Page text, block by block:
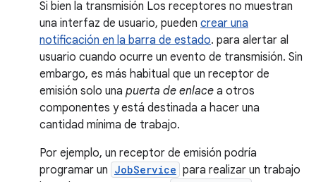
Si bien la transmisión Los receptores no muestran
una interfaz de usuario, pueden crear una
notificación en la barra de estado. para alertar al
usuario cuando ocurre un evento de transmisión. Sin
embargo, es más habitual que un receptor de
emisión solo una puerta de enlace a otros
componentes y está destinada a hacer una
cantidad mínima de trabajo.
Por ejemplo, un receptor de emisión podría
programar un JobService para realizar un trabajo